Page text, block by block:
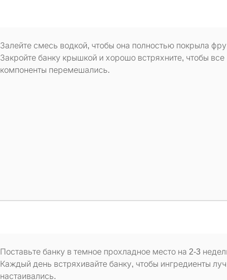
Залейте смесь водкой, чтобы она полностью покрыла
Закройте банку крышкой и хорошо встряхните, чтобы все
компоненты перемешались.
Поставьте банку в темное прохладное место на 2-3
Каждый день встряхивайте банку, чтобы ингредиенты
настаивались.